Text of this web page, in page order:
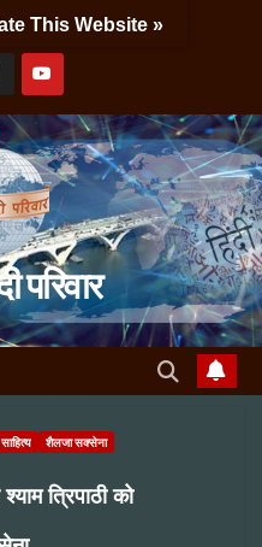
5:23:23 AM
परिवार
शैलजा सक्सेना
त्रिपाठी को
This Website »